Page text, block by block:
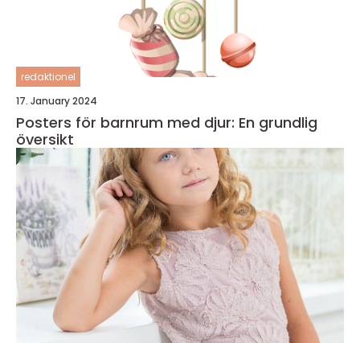
redaktionel
17. January 2024
Posters för barnrum med djur: En grundlig
översikt